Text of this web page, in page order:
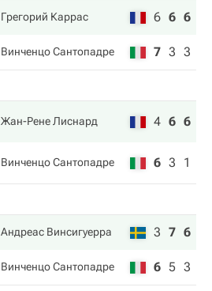
Грегорий Каррас 6 6 6
Винченцо Сантопадре 7 3 3
Жан-Рене Лиснард 4 6 6
Винченцо Сантопадре 6 3 1
Андреас Винсигуерра 3 7 6
Винченцо Сантопадре 6 5 3